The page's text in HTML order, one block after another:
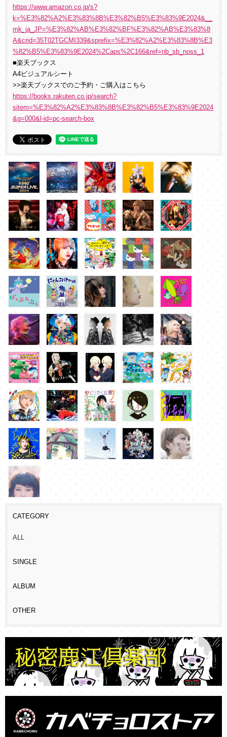
https://www.amazon.co.jp/s?
k=%E3%82%A2%E3%83%8B%E3%82%B5%E3%83%9E2024&__
mk_ja_JP=%E3%82%AB%E3%82%BF%E3%82%AB%E3%83%8
A&crid=35T02TGCMI339&sprefix=%E3%82%A2%E3%83%8B%E3
%82%B5%E3%83%9E2024%2Caps%2C166&ref=nb_sb_noss_1
■楽天ブックス
A4ビジュアルシート
>>楽天ブックスでのご予約・ご購入はこちら
https://books.rakuten.co.jp/search?
sitem=%E3%82%A2%E3%83%8B%E3%82%B5%E3%83%9E2024
&g=000&l-id=pc-search-box
CATEGORY
ALL
SINGLE
ALBUM
OTHER